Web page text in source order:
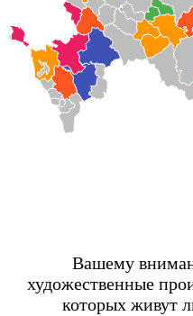
Вашему
художественные
которых живут